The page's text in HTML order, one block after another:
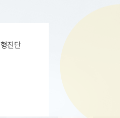
진단